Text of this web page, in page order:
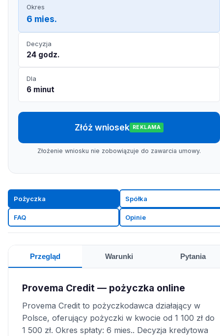
Okres
6 mies.
Decyzja
24 godz.
Dla
6 minut
Złóż wniosek REKLAMA
Złożenie wniosku nie zobowiązuje do zawarcia umowy.
Pożyczka Spółka
FAQ Opinie
Przegląd Warunki Pytania
Provema Credit — pożyczka online
Provema Credit to pożyczkodawca działający w
Polsce, oferujący pożyczki w kwocie od 1 100 zł do
1 500 zł. Okres spłaty: 6 mies.. Decyzja kredytowa